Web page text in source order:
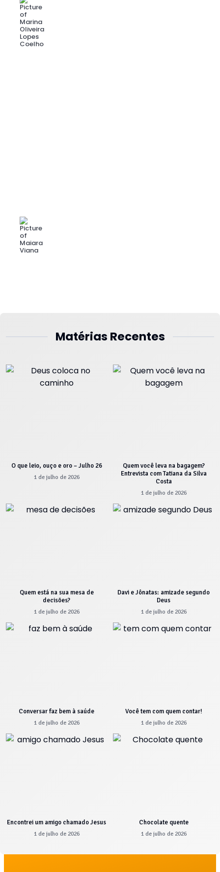
Marina Oliveira Lopes Coelho
Matérias Recentes
O que leio, ouço e oro – Julho 26
1 de julho de 2026
Quem você leva na bagagem?
Entrevista com Tatiana da Silva
Costa
1 de julho de 2026
Quem está na sua mesa de
decisões?
1 de julho de 2026
Davi e Jônatas: amizade segundo
Deus
1 de julho de 2026
Conversar faz bem à saúde
1 de julho de 2026
Você tem com quem contar!
1 de julho de 2026
Encontrei um amigo chamado Jesus
1 de julho de 2026
Chocolate quente
1 de julho de 2026